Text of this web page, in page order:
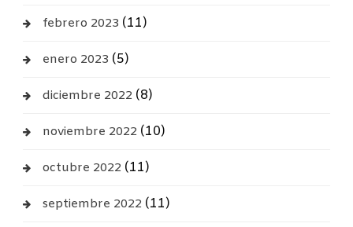
febrero 2023 (11)
enero 2023 (5)
diciembre 2022 (8)
noviembre 2022 (10)
octubre 2022 (11)
septiembre 2022 (11)